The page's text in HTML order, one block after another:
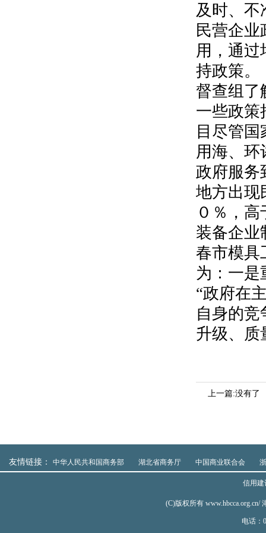
及时、不
民营企业
用，通过
持政策。
督查组了
一些政策
目尽管
用海、环
政府服务
地方出现
０％，
装备企业
春市模具
为：一是
“政府在
自身的竞
升级、质
上一篇:没有了
友情链接： 中华人民共和国商务部 湖北省商务厅 中国商业联合会
信用建
(C)版权所有
电话：